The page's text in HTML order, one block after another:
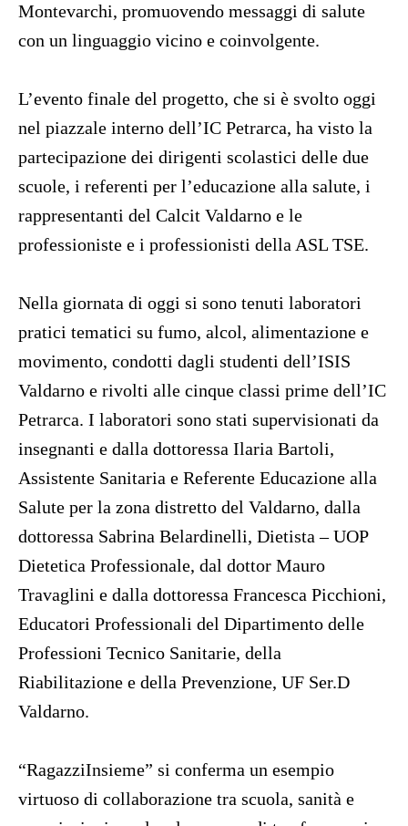
Montevarchi, promuovendo messaggi di salute
con un linguaggio vicino e coinvolgente.
L’evento finale del progetto, che si è svolto oggi
nel piazzale interno dell’IC Petrarca, ha visto la
partecipazione dei dirigenti scolastici delle due
scuole, i referenti per l’educazione alla salute, i
rappresentanti del Calcit Valdarno e le
professioniste e i professionisti della ASL TSE.
Nella giornata di oggi si sono tenuti laboratori
pratici tematici su fumo, alcol, alimentazione e
movimento, condotti dagli studenti dell’ISIS
Valdarno e rivolti alle cinque classi prime dell’IC
Petrarca. I laboratori sono stati supervisionati da
insegnanti e dalla dottoressa Ilaria Bartoli,
Assistente Sanitaria e Referente Educazione alla
Salute per la zona distretto del Valdarno, dalla
dottoressa Sabrina Belardinelli, Dietista – UOP
Dietetica Professionale, dal dottor Mauro
Travaglini e dalla dottoressa Francesca Picchioni,
Educatori Professionali del Dipartimento delle
Professioni Tecnico Sanitarie, della
Riabilitazione e della Prevenzione, UF Ser.D
Valdarno.
“RagazziInsieme” si conferma un esempio
virtuoso di collaborazione tra scuola, sanità e